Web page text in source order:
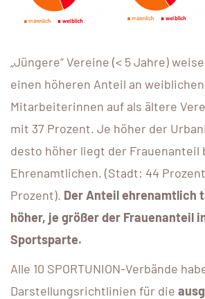
„Jüngere“ Vereine (< 5 Jahre)
einen höheren Anteil an
Mitarbeiterinnen auf als ältere
mit 37 Prozent. Je höher der
desto höher liegt der Frauenanteil
Ehrenamtlichen. (Stadt: 44
Prozent). Der Anteil ehrenamtlich
höher, je größer der Frauenanteil
Sportsparte.
Alle 10 SPORTUNION-Verbände
Darstellungsrichtlinien für die